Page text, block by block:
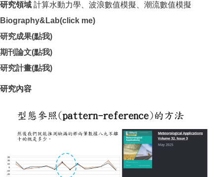
研究領域 計算水動力學、波浪數值模擬、潮流數值模擬
Biography&Lab(click me)
研究成果(點我)
期刊論文(點我)
研究計畫(點我)
研究內容